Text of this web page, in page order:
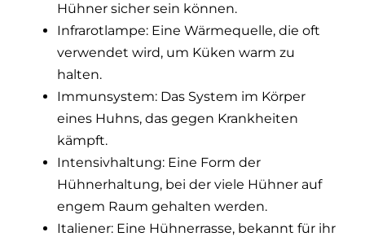
Hühner sicher sein können.
Infrarotlampe: Eine Wärmequelle, die oft
verwendet wird, um Küken warm zu
halten.
Immunsystem: Das System im Körper
eines Huhns, das gegen Krankheiten
kämpft.
Intensivhaltung: Eine Form der
Hühnerhaltung, bei der viele Hühner auf
engem Raum gehalten werden.
Italiener: Eine Hühnerrasse, bekannt für ihr